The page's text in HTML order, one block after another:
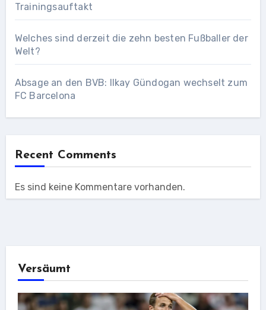
Trainingsauftakt
Welches sind derzeit die zehn besten Fußballer der
Welt?
Absage an den BVB: Ilkay Gündogan wechselt zum
FC Barcelona
Recent Comments
Es sind keine Kommentare vorhanden.
Versäumt